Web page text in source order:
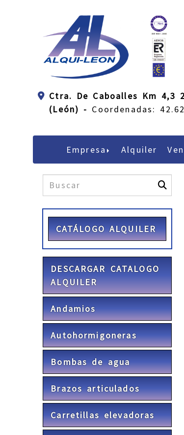
Ctra. De Caboalles Km 4,3
(León) - Coordenadas:
Empresa Alquiler
CATÁLOGO ALQUILER
DESCARGAR CATALOGO
ALQUILER
Andamios
Autohormigoneras
Bombas de agua
Brazos articulados
Carretillas elevadoras